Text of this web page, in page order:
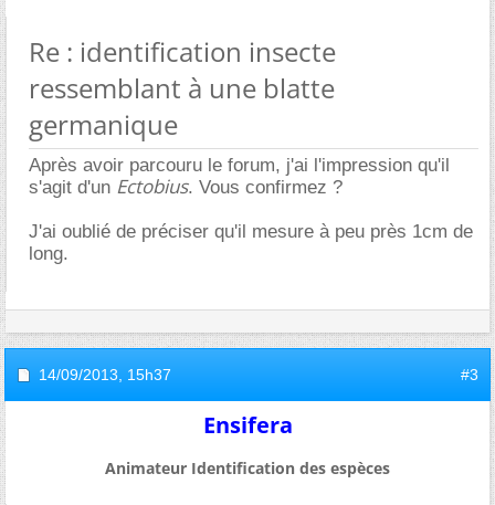
Re : identification insecte
ressemblant à une blatte
germanique
Après avoir parcouru le forum, j'ai l'impression qu'il
s'agit d'un Ectobius. Vous confirmez ?
J'ai oublié de préciser qu'il mesure à peu près 1cm de
long.
14/09/2013, 15h37 #3
Ensifera
Animateur Identification des espèces